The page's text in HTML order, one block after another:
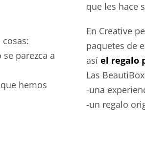
parezca a
hemos
que les hace
En Creative
paquetes de
así el regalo
Las
-una
-un regalo